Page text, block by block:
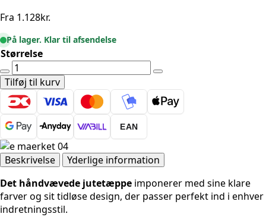
Fra 1.128kr.
På lager. Klar til afsendelse
Størrelse
Elle
Decoration
Harvest
Jutetæppe
Amber
Natural
Ivory-
guld
antal
Tilføj til kurv
EAN
Beskrivelse
Yderlige information
Det håndvævede jutetæppe imponerer med sine klare
farver og sit tidløse design, der passer perfekt ind i enhver
indretningsstil.